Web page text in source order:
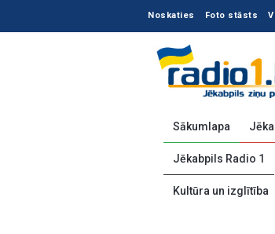
Noskaties Foto stāsts
Sākumlapa
Jēkabpils Radio 1
Kultūra un izglītība